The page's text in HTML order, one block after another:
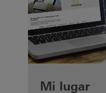
Beneficios
Mi lugar